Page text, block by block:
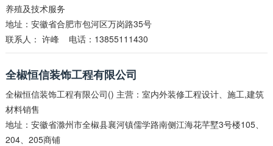
养殖及技术服务
地址：安徽省合肥市包河区万岗路35号
联系人： 许峰电话：13855111430
全椒恒信装饰工程有限公司
全椒恒信装饰工程有限公司() 主营：室内外装修工程设计、施工,建筑
材料销售
地址：安徽省滁州市全椒县襄河镇儒学路南侧江海花芊墅3号楼105、
204、205商铺